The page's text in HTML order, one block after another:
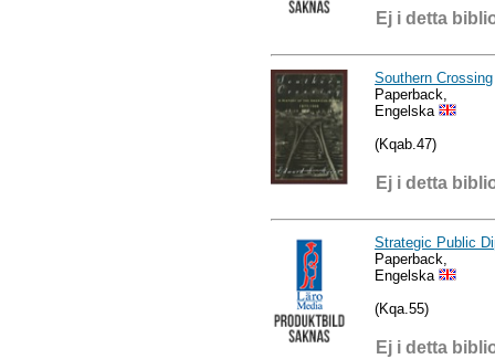
Ej i detta
Southern Crossing
Paperback,
Engelska
(Kqab.47)
Ej i detta
Strategic Public
Paperback,
Engelska
(Kqa.55)
Ej i detta